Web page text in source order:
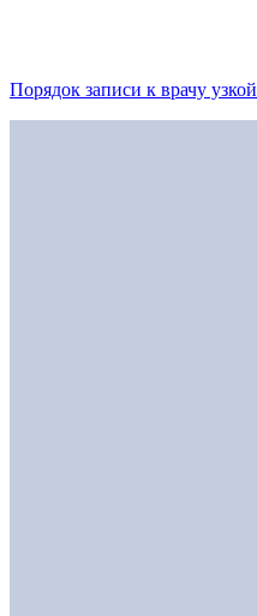
Порядок записи к врачу узкой